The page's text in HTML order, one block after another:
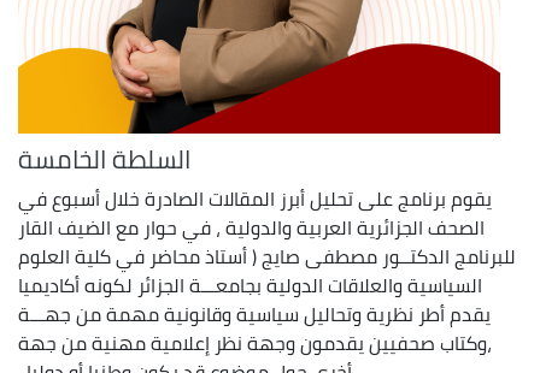
السلطة الخامسة
يقوم برنامج على تحليل أبرز المقالات الصادرة خلال أسبوع في
الصحف الجزائرية العربية والدولية ، في حوار مع الضيف القار
للبرنامج الدكتــور مصطفى صايج ( أستاذ محاضر في كلية العلوم
السياسية والعلاقات الدولية بجامعـــة الجزائر لكونه أكاديميا
يقدم أطر نظرية وتحاليل سياسية وقانونية مهمة من جهـــة
،وكتاب صحفيين يقدمون وجهة نظر إعلامية مهنية من جهة